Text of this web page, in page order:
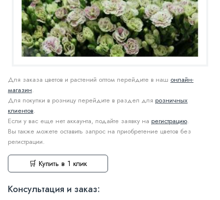
Для заказа цветов и растений оптом перейдите в наш онлайн-
магазин.
Для покупки в розницу перейдите в раздел для розничных
клиентов.
Если у вас еще нет аккаунта, подайте заявку на регистрацию.
Вы также можете оставить запрос на приобретение цветов без
регистрации.
🛒 Купить в 1 клик
Консультация и заказ: